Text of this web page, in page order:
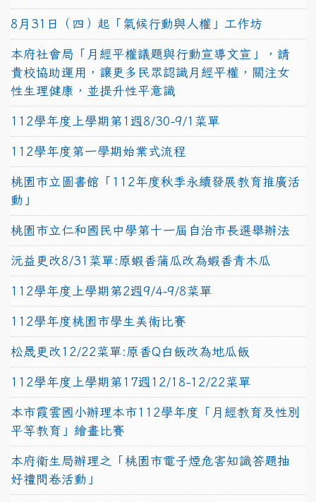
8月31日（四）起「氣候行動與人權」工作坊
本府社會局「月經平權議題與行動宣導文宣」，請
貴校協助運用，讓更多民眾認識月經平權，關注女
性生理健康，並提升性平意識
112學年度上學期第1週8/30-9/1菜單
112學年度第一學期始業式流程
桃園市立圖書館「112年度秋季永續發展教育推廣活
動」
桃園市立仁和國民中學第十一屆自治市長選舉辦法
沅益更改8/31菜單:原蝦香蒲瓜改為蝦香青木瓜
112學年度上學期第2週9/4-9/8菜單
112學年度桃園市學生美術比賽
松晟更改12/22菜單:原香Q白飯改為地瓜飯
112學年度上學期第17週12/18-12/22菜單
本市霞雲國小辦理本市112學年度「月經教育及性別
平等教育」繪畫比賽
本府衛生局辦理之「桃園市電子煙危害知識答題抽
好禮問卷活動」